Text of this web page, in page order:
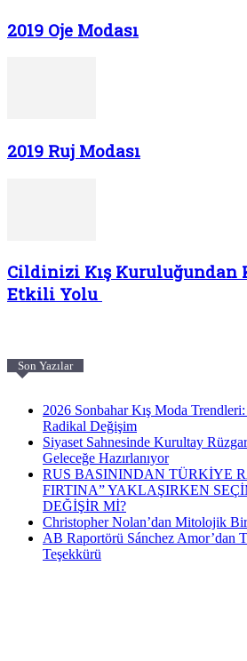
2019 Oje Modası
2019 Ruj Modası
Cildinizi Kış Kuruluğundan
Etkili Yolu
Son Yazılar
2026 Sonbahar Kış Moda
Radikal Değişim
Siyaset Sahnesinde Kurultay
Geleceğe Hazırlanıyor
RUS BASININDAN TÜRKİYE
FIRTINA” YAKLAŞIRKEN
DEĞİŞİR Mİ?
Christopher Nolan’dan Mitolojik
AB Raportörü Sánchez Amor’dan
Teşekkürü